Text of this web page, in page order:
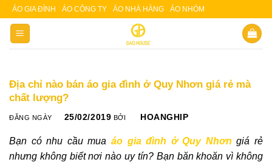
Skip
content
ÁO GIA ĐÌNH ÁO CÔNG TY ÁO NHÀ HÀNG ÁO NHÓM
Địa chỉ nào bán áo gia đình ở Quy Nhơn giá rẻ mà
chất lượng?
ĐĂNG NGÀY 25/02/2019 BỞI HOANGHIP
Bạn có nhu cầu mua áo gia đình ở Quy Nhơn giá rẻ
nhưng không biết nơi nào uy tín? Bạn băn khoăn vì không